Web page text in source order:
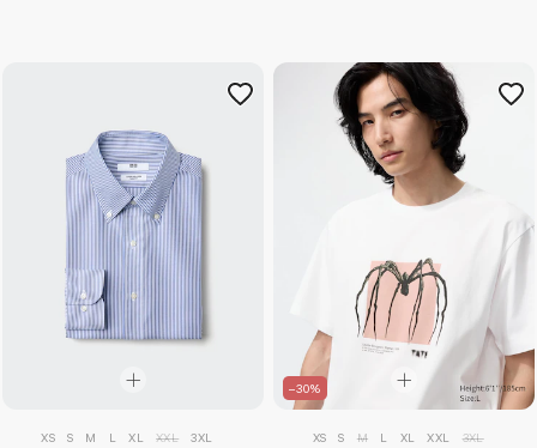
XS S M L XL XXL 3XL
–30%
XS S M L XL XXL 3XL